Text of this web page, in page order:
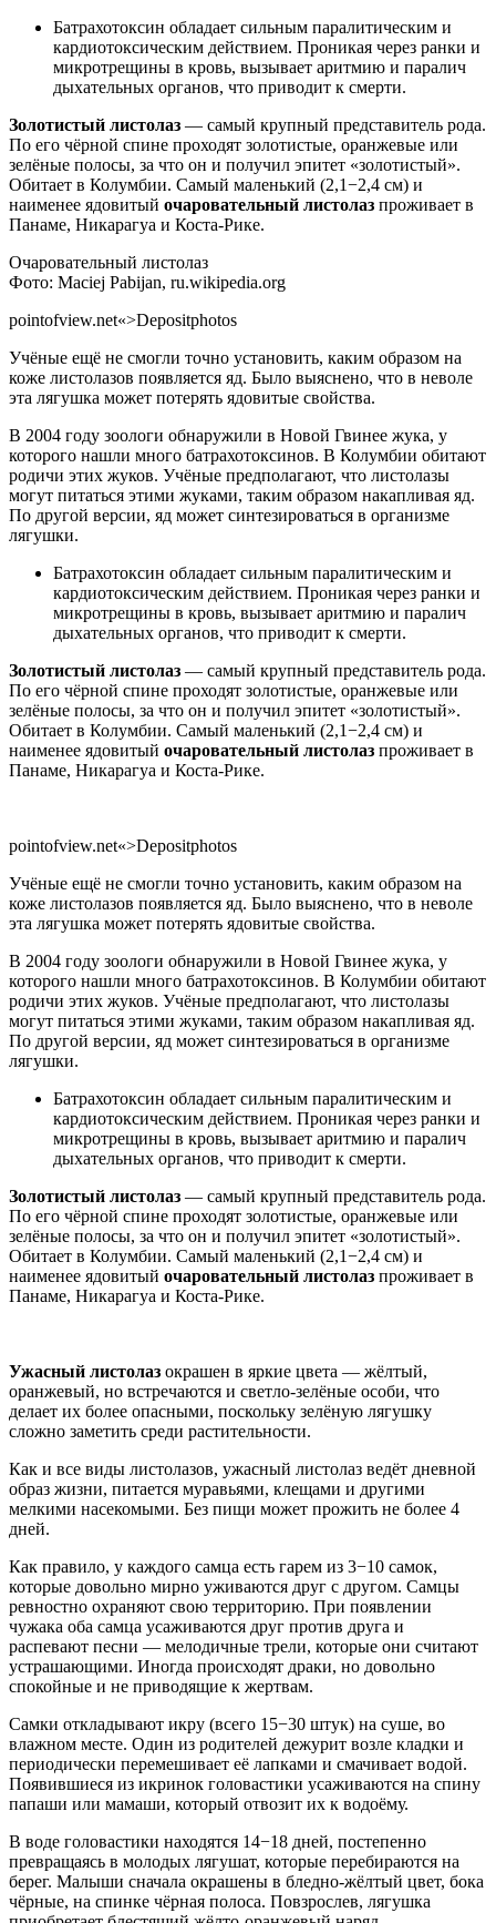
Батрахотоксин обладает сильным паралитическим и
кардиотоксическим действием. Проникая через ранки и
микротрещины в кровь, вызывает аритмию и паралич
дыхательных органов, что приводит к смерти.
Золотистый листолаз — самый крупный представитель рода.
По его чёрной спине проходят золотистые, оранжевые или
зелёные полосы, за что он и получил эпитет «золотистый».
Обитает в Колумбии. Самый маленький (2,1−2,4 см) и
наименее ядовитый очаровательный листолаз проживает в
Панаме, Никарагуа и Коста-Рике.
Очаровательный листолаз
Фото: Maciej Pabijan, ru.wikipedia.org
pointofview.net«>Depositphotos
Учёные ещё не смогли точно установить, каким образом на
коже листолазов появляется яд. Было выяснено, что в неволе
эта лягушка может потерять ядовитые свойства.
В 2004 году зоологи обнаружили в Новой Гвинее жука, у
которого нашли много батрахотоксинов. В Колумбии обитают
родичи этих жуков. Учёные предполагают, что листолазы
могут питаться этими жуками, таким образом накапливая яд.
По другой версии, яд может синтезироваться в организме
лягушки.
Батрахотоксин обладает сильным паралитическим и
кардиотоксическим действием. Проникая через ранки и
микротрещины в кровь, вызывает аритмию и паралич
дыхательных органов, что приводит к смерти.
Золотистый листолаз — самый крупный представитель рода.
По его чёрной спине проходят золотистые, оранжевые или
зелёные полосы, за что он и получил эпитет «золотистый».
Обитает в Колумбии. Самый маленький (2,1−2,4 см) и
наименее ядовитый очаровательный листолаз проживает в
Панаме, Никарагуа и Коста-Рике.
pointofview.net«>Depositphotos
Учёные ещё не смогли точно установить, каким образом на
коже листолазов появляется яд. Было выяснено, что в неволе
эта лягушка может потерять ядовитые свойства.
В 2004 году зоологи обнаружили в Новой Гвинее жука, у
которого нашли много батрахотоксинов. В Колумбии обитают
родичи этих жуков. Учёные предполагают, что листолазы
могут питаться этими жуками, таким образом накапливая яд.
По другой версии, яд может синтезироваться в организме
лягушки.
Батрахотоксин обладает сильным паралитическим и
кардиотоксическим действием. Проникая через ранки и
микротрещины в кровь, вызывает аритмию и паралич
дыхательных органов, что приводит к смерти.
Золотистый листолаз — самый крупный представитель рода.
По его чёрной спине проходят золотистые, оранжевые или
зелёные полосы, за что он и получил эпитет «золотистый».
Обитает в Колумбии. Самый маленький (2,1−2,4 см) и
наименее ядовитый очаровательный листолаз проживает в
Панаме, Никарагуа и Коста-Рике.
Ужасный листолаз окрашен в яркие цвета — жёлтый,
оранжевый, но встречаются и светло-зелёные особи, что
делает их более опасными, поскольку зелёную лягушку
сложно заметить среди растительности.
Как и все виды листолазов, ужасный листолаз ведёт дневной
образ жизни, питается муравьями, клещами и другими
мелкими насекомыми. Без пищи может прожить не более 4
дней.
Как правило, у каждого самца есть гарем из 3−10 самок,
которые довольно мирно уживаются друг с другом. Самцы
ревностно охраняют свою территорию. При появлении
чужака оба самца усаживаются друг против друга и
распевают песни — мелодичные трели, которые они считают
устрашающими. Иногда происходят драки, но довольно
спокойные и не приводящие к жертвам.
Самки откладывают икру (всего 15−30 штук) на суше, во
влажном месте. Один из родителей дежурит возле кладки и
периодически перемешивает её лапками и смачивает водой.
Появившиеся из икринок головастики усаживаются на спину
папаши или мамаши, который отвозит их к водоёму.
В воде головастики находятся 14−18 дней, постепенно
превращаясь в молодых лягушат, которые перебираются на
берег. Малыши сначала окрашены в бледно-жёлтый цвет, бока
чёрные, на спинке чёрная полоса. Повзрослев, лягушка